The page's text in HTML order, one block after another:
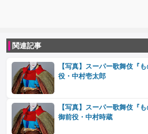
関連記事
【写真】スーパー歌舞伎『
役・中村壱太郎
【写真】スーパー歌舞伎『
御前役・中村時蔵